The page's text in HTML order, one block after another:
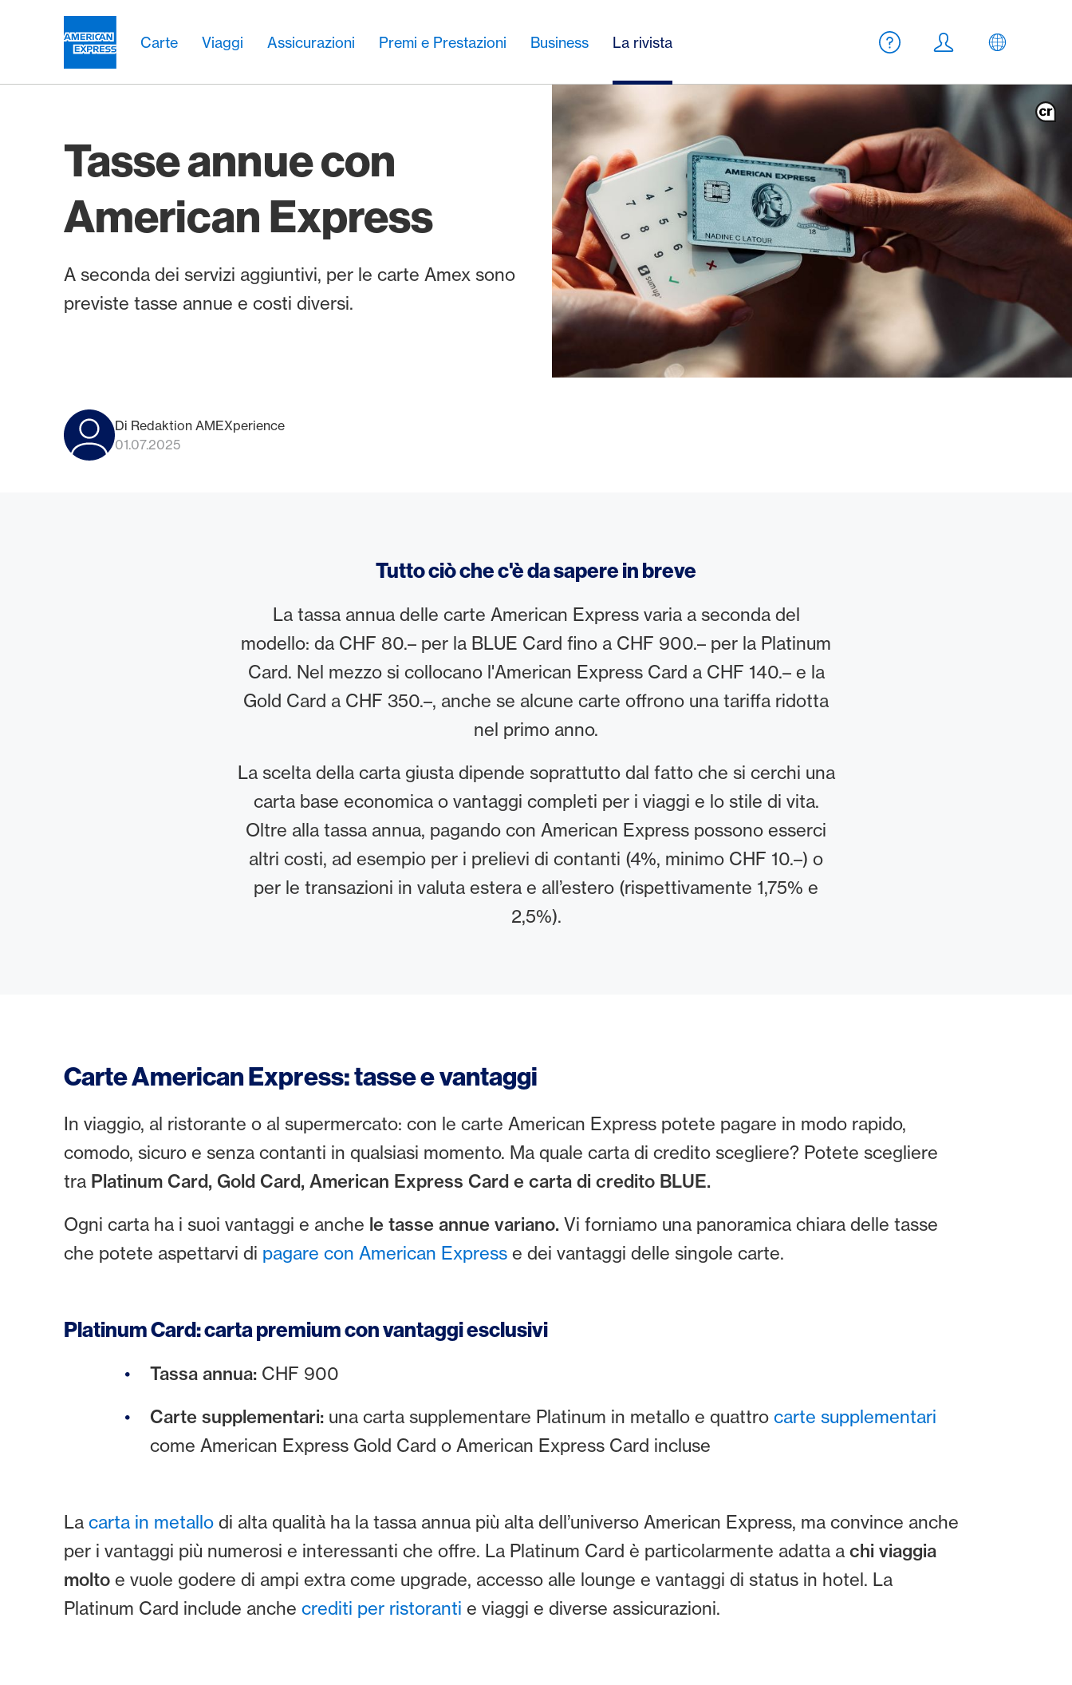
Carte Viaggi Assicurazioni Premi e Prestazioni Business La rivista
Meta Navigation
Aiuto
Login IT
Tasse annue con
American Express
A seconda dei servizi aggiuntivi, per le carte Amex sono
previste tasse annue e costi diversi.
Di Redaktion AMEXperience
01.07.2025
Tutto ciò che c'è da sapere in breve
La tassa annua delle carte American Express varia a seconda del
modello: da CHF 80.– per la BLUE Card fino a CHF 900.– per la Platinum
Card. Nel mezzo si collocano l'American Express Card a CHF 140.– e la
Gold Card a CHF 350.–, anche se alcune carte offrono una tariffa ridotta
nel primo anno.
La scelta della carta giusta dipende soprattutto dal fatto che si cerchi una
carta base economica o vantaggi completi per i viaggi e lo stile di vita.
Oltre alla tassa annua, pagando con American Express possono esserci
altri costi, ad esempio per i prelievi di contanti (4%, minimo CHF 10.–) o
per le transazioni in valuta estera e all’estero (rispettivamente 1,75% e
2,5%).
Carte American Express: tasse e vantaggi
In viaggio, al ristorante o al supermercato: con le carte American Express potete pagare in modo rapido,
comodo, sicuro e senza contanti in qualsiasi momento. Ma quale carta di credito scegliere? Potete scegliere
tra Platinum Card, Gold Card, American Express Card e carta di credito BLUE.
Ogni carta ha i suoi vantaggi e anche le tasse annue variano. Vi forniamo una panoramica chiara delle tasse
che potete aspettarvi di pagare con American Express e dei vantaggi delle singole carte.
Platinum Card: carta premium con vantaggi esclusivi
Tassa annua: CHF 900
Carte supplementari: una carta supplementare Platinum in metallo e quattro carte supplementari
come American Express Gold Card o American Express Card incluse
La carta in metallo di alta qualità ha la tassa annua più alta dell’universo American Express, ma convince anche
per i vantaggi più numerosi e interessanti che offre. La Platinum Card è particolarmente adatta a chi viaggia
molto e vuole godere di ampi extra come upgrade, accesso alle lounge e vantaggi di status in hotel. La
Platinum Card include anche crediti per ristoranti e viaggi e diverse assicurazioni.